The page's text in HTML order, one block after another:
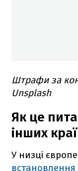
Штрафи за
Unsplash
Як це
інших
У низці
встановлення